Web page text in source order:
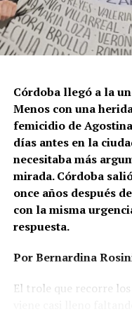
Ganar la vida:
Córdoba llegó a la
Menos con una
femicidio de
días antes en la
necesitaba más
mirada. Córdoba
once años después
con la misma
respuesta.
Por Bernardina
El trole que recorre